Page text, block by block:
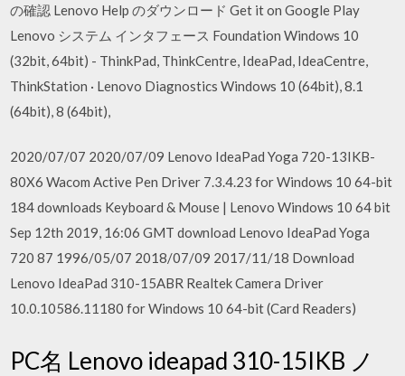
の確認 Lenovo Help のダウンロード Get it on Google Play
Lenovo システム インタフェース Foundation Windows 10
(32bit, 64bit) - ThinkPad, ThinkCentre, IdeaPad, IdeaCentre,
ThinkStation · Lenovo Diagnostics Windows 10 (64bit), 8.1
(64bit), 8 (64bit),
2020/07/07 2020/07/09 Lenovo IdeaPad Yoga 720-13IKB-
80X6 Wacom Active Pen Driver 7.3.4.23 for Windows 10 64-bit
184 downloads Keyboard & Mouse | Lenovo Windows 10 64 bit
Sep 12th 2019, 16:06 GMT download Lenovo IdeaPad Yoga
720 87 1996/05/07 2018/07/09 2017/11/18 Download
Lenovo IdeaPad 310-15ABR Realtek Camera Driver
10.0.10586.11180 for Windows 10 64-bit (Card Readers)
PC名 Lenovo ideapad 310-15IKB ノ